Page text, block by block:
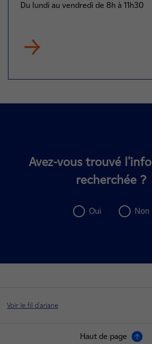
Du lundi au vendredi de 8h à 11h30
Avez-vous trouvé
recherchée ?
Voir le fil d'ariane
Haut de page